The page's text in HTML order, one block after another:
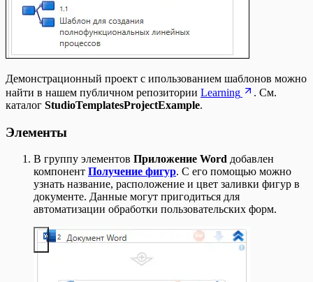
Демонстрационный проект с ипользованием шаблонов можно
найти в нашем публичном репозитории Learning
. См.
каталог StudioTemplatesProjectExample.
Элементы
В группу элементов Приложение Word добавлен
компонент Получение фигур. С его помощью можно
узнать название, расположение и цвет заливки фигур в
документе. Данные могут пригодиться для
автоматизации обработки пользовательских форм.